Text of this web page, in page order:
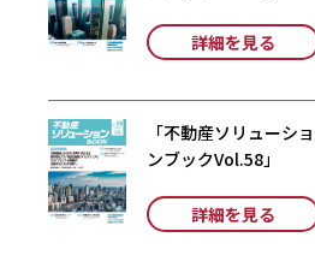
詳細を見る
「不動産ソリューショ
ンブックVol.58」
詳細を見る